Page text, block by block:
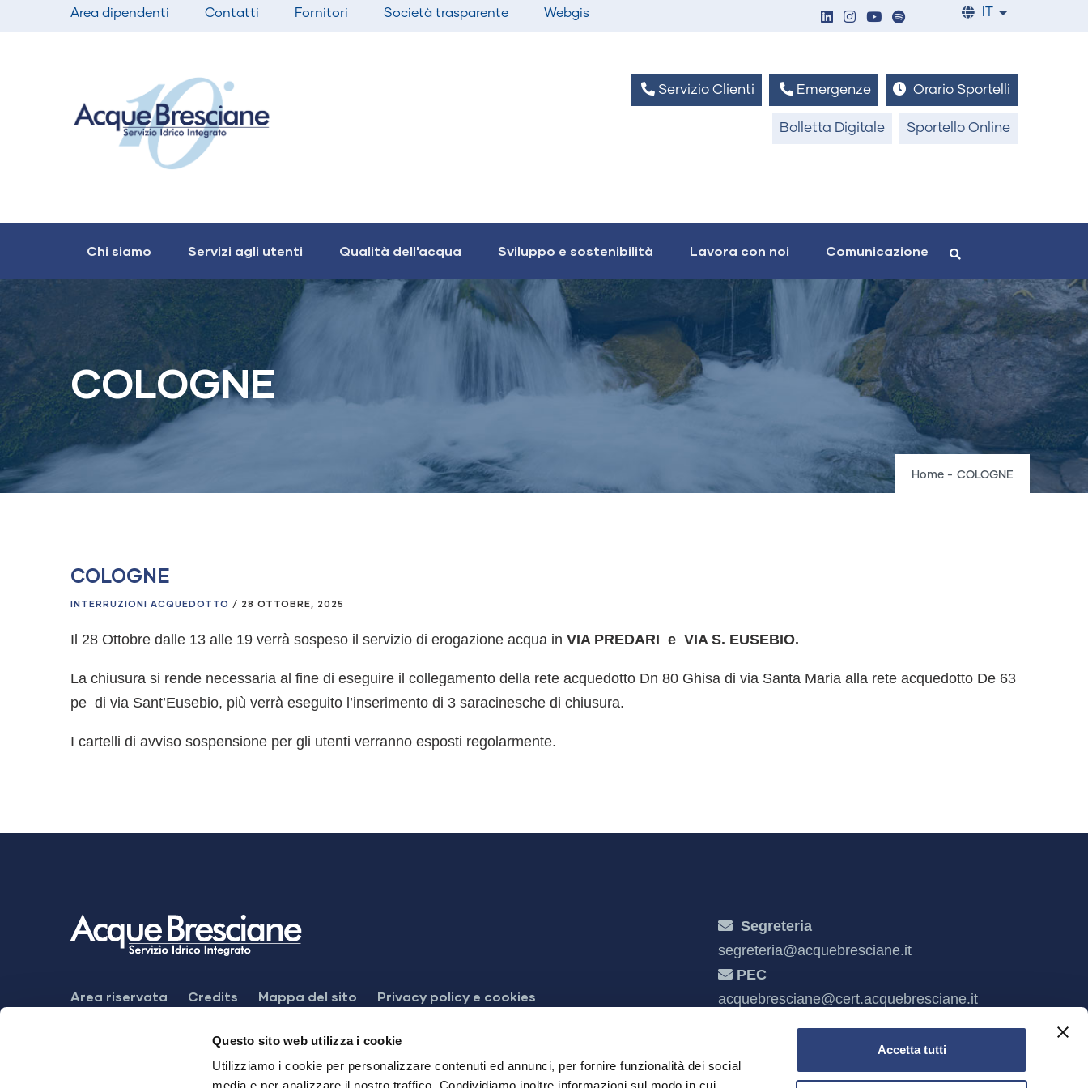
Questo sito web utilizza i cookie
Utilizziamo i cookie per personalizzare contenuti ed annunci, per fornire funzionalità dei social
Accetta tutti
Top
Area dipendenti Contatti Fornitori Società trasparente Webgis List
Servizio Clienti Emergenze Orario Sportelli
Bolletta Digitale Sportello Online
navigation
Chi siamo Servizi agli utenti Qualità dell'acqua Sviluppo e sostenibilità Lavora con noi Comunicazione
COLOGNE
Breadcrumb
Home - COLOGNE
COLOGNE
INTERRUZIONI ACQUEDOTTO / 28 OTTOBRE, 2025
Il 28 Ottobre dalle 13 alle 19 verrà sospeso il servizio di erogazione acqua in VIA PREDARI e VIA S. EUSEBIO.
La chiusura si rende necessaria al fine di eseguire il collegamento della rete acquedotto Dn 80 Ghisa di via Santa Maria alla rete acquedotto De 63
pe di via Sant’Eusebio, più verrà eseguito l’inserimento di 3 saracinesche di chiusura.
I cartelli di avviso sospensione per gli utenti verranno esposti regolarmente.
Footer
Menu
Area riservata Credits Mappa del sito Privacy policy e cookies
Meccanismo di feedback Dichiarazione di accessibilità
Segreteria
segreteria@acquebresciane.it
PEC
acquebresciane@cert.acquebresciane.it